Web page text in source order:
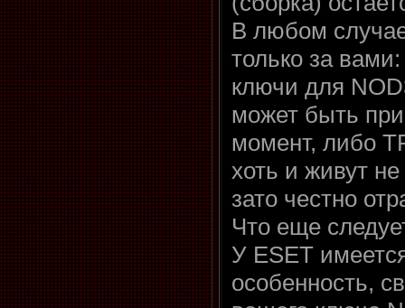
В любом
только за
ключи для
может быть
момент, либо
хоть и живут
зато честно
Что еще
У ESET
особенность,